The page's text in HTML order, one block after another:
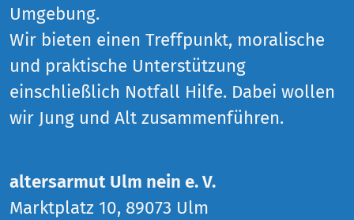
Umgebung.
Wir bieten einen Treffpunkt, moralische
und praktische Unterstützung
einschließlich Notfall Hilfe. Dabei wollen
wir Jung und Alt zusammenführen.
altersarmut Ulm nein e. V.
Marktplatz 10, 89073 Ulm